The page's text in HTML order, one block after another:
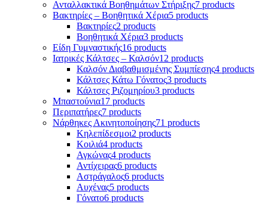
Ανταλλακτικά Βοηθημάτων Στήριξης7 products
Βακτηρίες – Βοηθητικά Χέρια5 products
Βακτηρίες2 products
Βοηθητικά Χέρια3 products
Είδη Γυμναστικής16 products
Ιατρικές Κάλτσες – Καλσόν12 products
Καλσόν Διαβαθμισμένης Συμπίεσης4 products
Κάλτσες Κάτω Γόνατος3 products
Κάλτσες Ριζομηρίου3 products
Μπαστούνια17 products
Περιπατήρες7 products
Νάρθηκες Ακινητοποίησης71 products
Κηλεπίδεσμοι2 products
Κοιλιά4 products
Αγκώνας4 products
Αντίχειρας6 products
Αστράγαλος6 products
Αυχένας5 products
Γόνατο6 products